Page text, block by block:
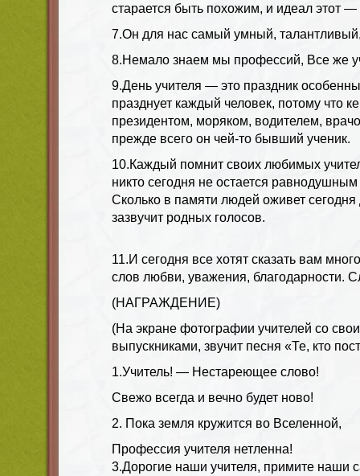
старается быть похожим, и идеал этот
7.Он для нас самый умный,
8.Немало знаем мы профессий, Все же
9.День учителя — это праздник
празднует каждый человек, потому что
президентом, моряком, водителем,
прежде всего он чей-то бывший ученик.
10.Каждый помнит своих любимых
никто сегодня не остается равнодушным
Сколько в памяти людей оживет сегодня
зазвучит родных голосов.
11.И сегодня все хотят сказать вам
слов любви, уважения, благодарности.
(НАГРАЖДЕНИЕ)
(На экране фотографии учителей со
выпускниками, звучит песня «Те, кто
1.Учитель! — Нестареющее слово!
Свежо всегда и вечно будет ново!
2. Пока земля кружится во Вселенной,
Профессия учителя нетленна!
3.Дорогие наши учителя, примите наши